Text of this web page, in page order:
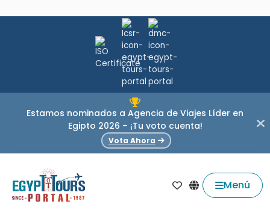
Estamos nominados a Agencia de Viajes Líder en
Egipto 2026 – ¡Tu voto cuenta!
Vota Ahora